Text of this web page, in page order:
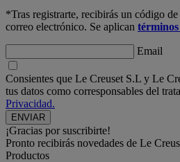
*Tras registrarte, recibirás un código
correo electrónico. Se aplican
Email
Consientes que Le Creuset S.L y Le
tus datos como corresponsables del
Privacidad.
¡Gracias por suscribirte!
Pronto recibirás novedades de Le
Productos